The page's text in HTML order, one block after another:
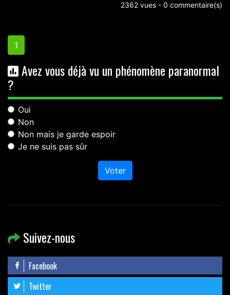
2362 vues - 0 commentaire(s)
1
Avez vous déjà vu un phénomène paranormal
?
Oui
Non
Non mais je garde espoir
Je ne suis pas sûr
Voter
Suivez-nous
Facebook
Twitter